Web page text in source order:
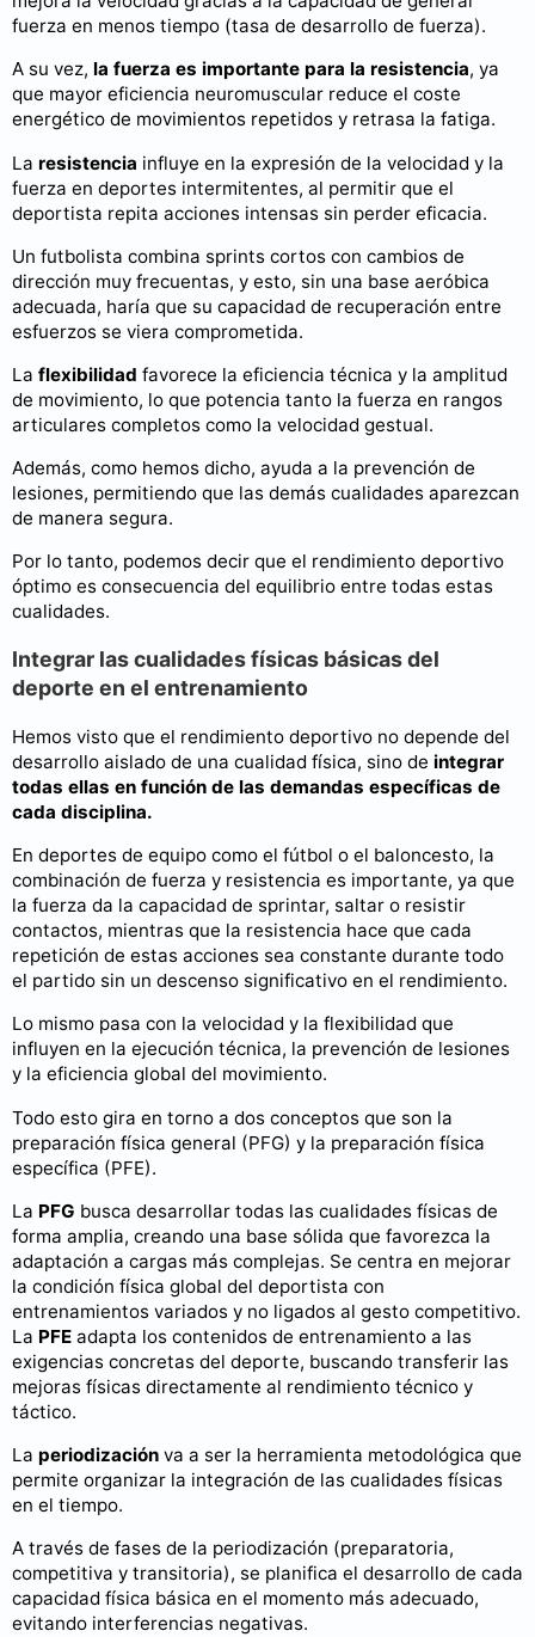
fuerza en menos tiempo (tasa de desarrollo de fuerza).
A su vez, la fuerza es importante para la resistencia, ya
que mayor eficiencia neuromuscular reduce el coste
energético de movimientos repetidos y retrasa la fatiga.
La resistencia influye en la expresión de la velocidad y la
fuerza en deportes intermitentes, al permitir que el
deportista repita acciones intensas sin perder eficacia.
Un futbolista combina sprints cortos con cambios de
dirección muy frecuentas, y esto, sin una base aeróbica
adecuada, haría que su capacidad de recuperación entre
esfuerzos se viera comprometida.
La flexibilidad favorece la eficiencia técnica y la amplitud
de movimiento, lo que potencia tanto la fuerza en rangos
articulares completos como la velocidad gestual.
Además, como hemos dicho, ayuda a la prevención de
lesiones, permitiendo que las demás cualidades aparezcan
de manera segura.
Por lo tanto, podemos decir que el rendimiento deportivo
óptimo es consecuencia del equilibrio entre todas estas
cualidades.
Integrar las cualidades físicas básicas del
deporte en el entrenamiento
Hemos visto que el rendimiento deportivo no depende del
desarrollo aislado de una cualidad física, sino de integrar
todas ellas en función de las demandas específicas de
cada disciplina.
En deportes de equipo como el fútbol o el baloncesto, la
combinación de fuerza y resistencia es importante, ya que
la fuerza da la capacidad de sprintar, saltar o resistir
contactos, mientras que la resistencia hace que cada
repetición de estas acciones sea constante durante todo
el partido sin un descenso significativo en el rendimiento.
Lo mismo pasa con la velocidad y la flexibilidad que
influyen en la ejecución técnica, la prevención de lesiones
y la eficiencia global del movimiento.
Todo esto gira en torno a dos conceptos que son la
preparación física general (PFG) y la preparación física
específica (PFE).
La PFG busca desarrollar todas las cualidades físicas de
forma amplia, creando una base sólida que favorezca la
adaptación a cargas más complejas. Se centra en mejorar
la condición física global del deportista con
entrenamientos variados y no ligados al gesto competitivo.
La PFE adapta los contenidos de entrenamiento a las
exigencias concretas del deporte, buscando transferir las
mejoras físicas directamente al rendimiento técnico y
táctico.
La periodización va a ser la herramienta metodológica que
permite organizar la integración de las cualidades físicas
en el tiempo.
A través de fases de la periodización (preparatoria,
competitiva y transitoria), se planifica el desarrollo de cada
capacidad física básica en el momento más adecuado,
evitando interferencias negativas.